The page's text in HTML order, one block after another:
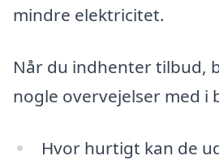
mindre elektricitet.
Når du indhenter tilbud,
nogle overvejelser med i
Hvor hurtigt kan de